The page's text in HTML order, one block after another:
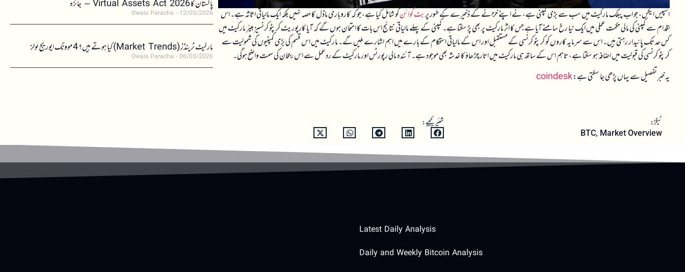
اسپیس ایکس، جو اب پبلک مارکیٹ میں سب سے بڑی کمپنی ہے، نے اپنے خزانے کے ذخیرے کے طور پربٹ کوائنکو شامل کیا ہے، جو کہ کاروباری ماڈل کا حصہ نہیں بلکہ ایک مالیاتی اثاثہ ہے۔ اس
اقدام سے کمپنی کی مالی حکمت عملی میں ایک نیا رخ سامنے آیا ہے جس کا اثر مارکیٹ پر بھی پڑ سکتا ہے۔ کمپنی کے پہلے مالیاتی نتائج اس بات کا امتحان ہوں گے کہ آیا کارپوریٹ کرپٹو کرنسیز بیئر مارکیٹ میں
کس حد تک پائیدار رہتی ہیں۔ اس سے سرمایہ کاروں کو کرپٹو کرنسی کے مستقبل اور اس کے مالیاتی استحکام کے بارے میں اہم اشارے ملیں گے۔ مارکیٹ میں اس قسم کی بڑی کمپنیوں کی شمولیت سے
کرپٹو کرنسی کی قبولیت میں اضافہ ہو سکتا ہے، تاہم اس کے ساتھ ہی مارکیٹ میں اتار چڑھاؤ کا خدشہ بھی موجود ہے۔ آئندہ مالی رپورٹس اور مارکیٹ کے ردعمل سے اس رجحان کی سمت واضح ہوگی۔
یہ خبر تفصیل سے یہاں پڑھی جا سکتی ہے:coindesk
ٹیگز:
BTC, Market Overview
شئیر کیجیے:
پاکستان کا Virtual Assets Act 2026 – جائزہ
Owais Paracha 12/03/2026
مارکیٹ ٹرینڈز (Market Trends) کیا ہوتے ہیں؟ 4 موونگ ایوریج ٹولز
Owais Paracha 06/03/2026
Latest Daily Analysis
Daily and Weekly Bitcoin Analysis